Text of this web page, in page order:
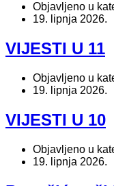
Objavljeno u
19. lipnja 2026.
VIJESTI U 11
Objavljeno u
19. lipnja 2026.
VIJESTI U 10
Objavljeno u
19. lipnja 2026.